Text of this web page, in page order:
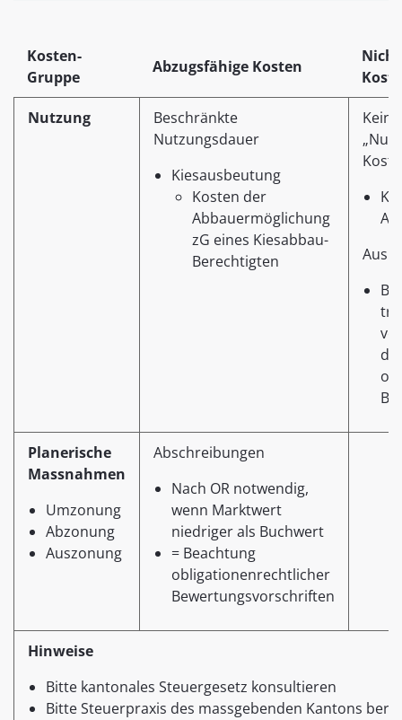
Kosten-
Gruppe
Abzugsfähige Kosten
Nutzung
Beschränkte
Nutzungsdauer
Kiesausbeutung
Kosten der
Abbauermöglichung
zG eines Kiesabbau-
Berechtigten
Planerische
Massnahmen
Umzonung
Abzonung
Auszonung
Abschreibungen
Nach OR notwendig,
wenn Marktwert
niedriger als Buchwert
= Beachtung
obligationenrechtlicher
Bewertungsvorschriften
Hinweise
Bitte kantonales Steuergesetz konsultieren
Bitte Steuerpraxis des massgebenden Kantons